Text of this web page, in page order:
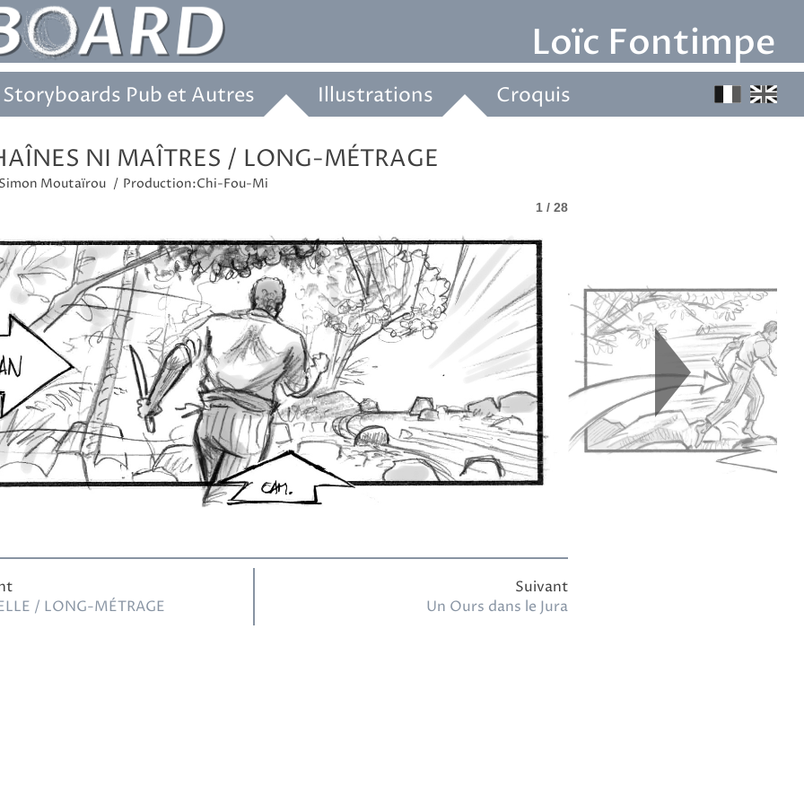
Loïc Fontimpe
Storyboards Pub et Autres Illustrations Croquis
NI MAÎTRES / LONG-MÉTRAGE
Simon Moutaïrou Production:Chi-Fou-Mi
1 / 28
/ LONG-MÉTRAGE Un Ours dans le Jura